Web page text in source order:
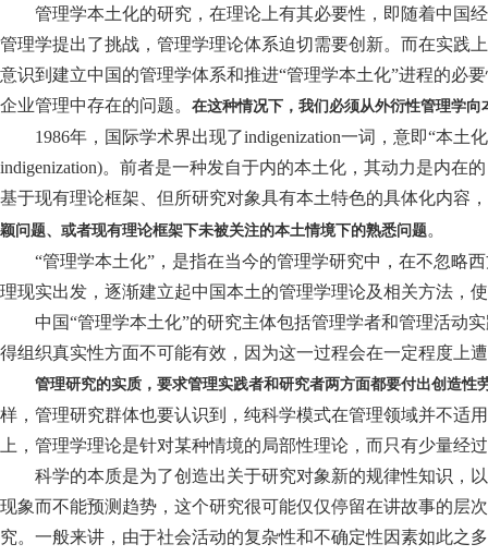
管理学本土化的研究，在理论上有其必要性，即随着中国
管理学提出了挑战，管理学理论体系迫切需要创新。而在实践
意识到建立中国的管理学体系和推进“管理学本土化”进程的必
企业管理中存在的问题。 在这种情况下，我们必须从外衍性管理学向
1986年，国际学术界出现了indigenization一词，意即“本土
indigenization)。前者是一种发自于内的本土化，其动力是内在
基于现有理论框架、但所研究对象具有本土特色的具体化内容
颖问题、或者现有理论框架下未被关注的本土情境下的熟悉问题。
“管理学本土化”，是指在当今的管理学研究中，在不忽略
理现实出发，逐渐建立起中国本土的管理学理论及相关方法，
中国“管理学本土化”的研究主体包括管理学者和管理活动
得组织真实性方面不可能有效，因为这一过程会在一定程度上
管理研究的实质，要求管理实践者和研究者两方面都要付出创造性
样，管理研究群体也要认识到，纯科学模式在管理领域并不适
上，管理学理论是针对某种情境的局部性理论，而只有少量
科学的本质是为了创造出关于研究对象新的规律性知识，
现象而不能预测趋势，这个研究很可能仅仅停留在讲故事的层
究。一般来讲，由于社会活动的复杂性和不确定性因素如此之